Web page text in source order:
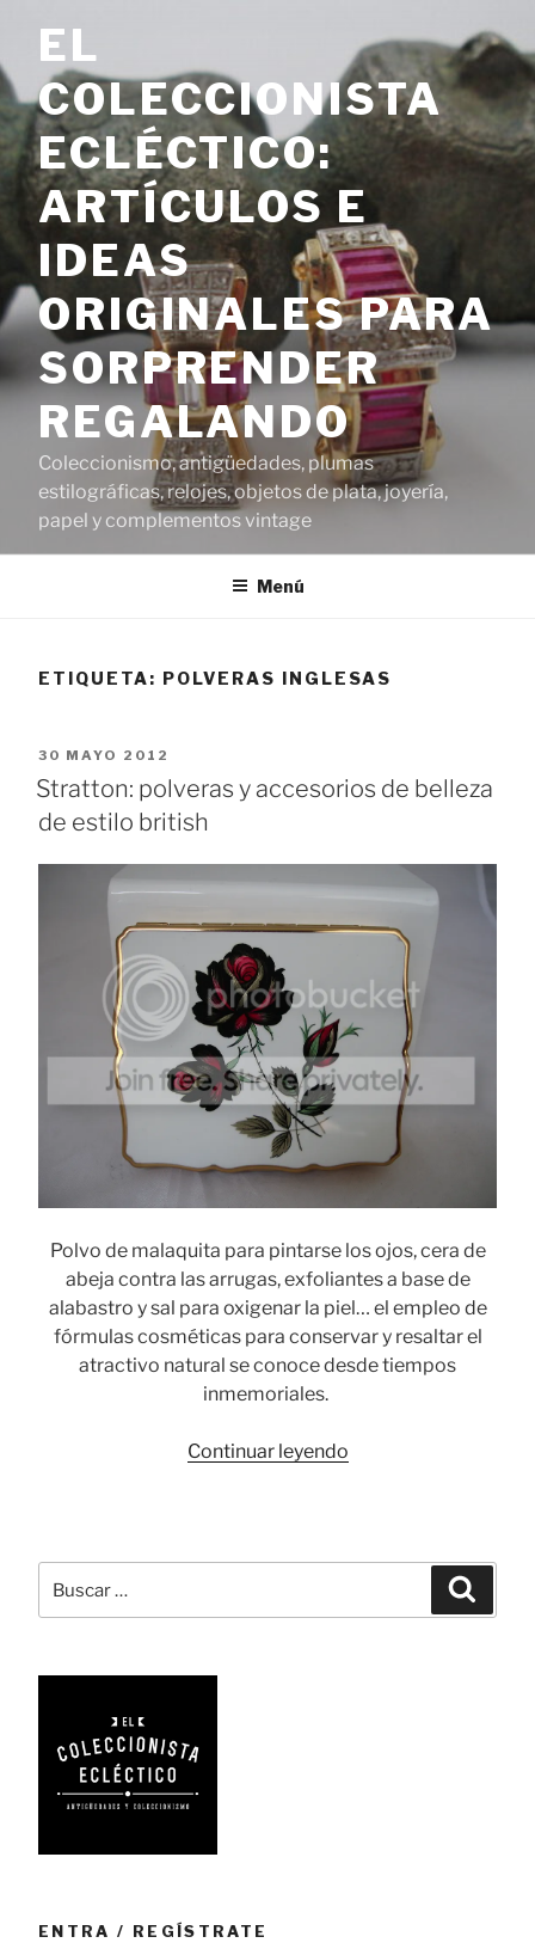
contenido
EL
COLECCIONISTA
ECLÉCTICO:
ARTÍCULOS E
IDEAS
ORIGINALES PARA
SORPRENDER
REGALANDO
Coleccionismo, antigüedades, plumas
estilográficas, relojes, objetos de plata, joyería,
papel y complementos vintage
Menú
ETIQUETA: POLVERAS INGLESAS
PUBLICADO
EL
30 MAYO 2012
Stratton: polveras y accesorios de belleza
de estilo british
Polvo de malaquita para pintarse los ojos, cera de
abeja contra las arrugas, exfoliantes a base de
alabastro y sal para oxigenar la piel… el empleo de
fórmulas cosméticas para conservar y resaltar el
atractivo natural se conoce desde tiempos
inmemoriales.
Continuar leyendo«Stratton:
de
de
por:
ENTRA / REGÍSTRATE